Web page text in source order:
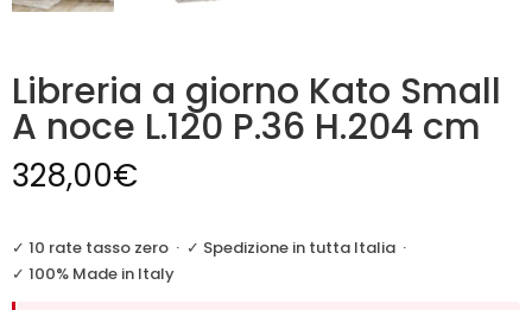
Libreria a giorno Kato Small
A noce L.120 P.36 H.204 cm
328,00€
✓ 10 rate tasso zero · ✓ Spedizione in tutta Italia ·
✓ 100% Made in Italy